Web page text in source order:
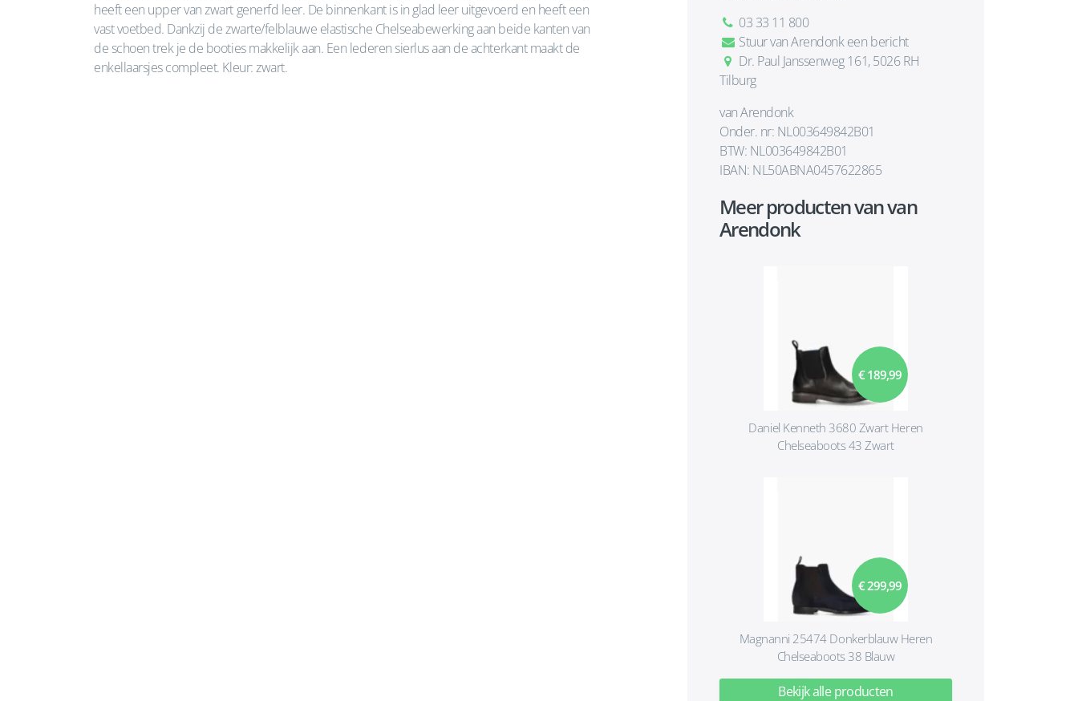
heeft een upper van zwart generfd leer. De binnenkant is in glad leer uitgevoerd en heeft een
vast voetbed. Dankzij de zwarte/felblauwe elastische Chelseabewerking aan beide kanten van
de schoen trek je de booties makkelijk aan. Een lederen sierlus aan de achterkant maakt de
enkellaarsjes compleet. Kleur: zwart.
03 33 11 800
Stuur van Arendonk een bericht
Dr. Paul Janssenweg 161, 5026 RH
Tilburg
van Arendonk
Onder. nr: NL003649842B01
BTW: NL003649842B01
IBAN: NL50ABNA0457622865
Meer producten van van
Arendonk
€ 189,99
Daniel Kenneth 3680 Zwart Heren
Chelseaboots 43 Zwart
€ 299,99
Magnanni 25474 Donkerblauw Heren
Chelseaboots 38 Blauw
Bekijk alle producten